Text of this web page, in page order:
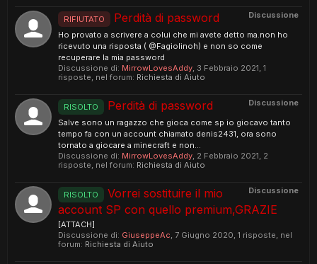
Discussione
RIFIUTATO Perdità di password
Ho provato a scrivere a colui che mi avete detto ma.non ho
ricevuto una risposta ( @Fagiolinoh) e non so come
recuperare la mia password
Discussione di: MirrowLovesAddy, 3 Febbraio 2021, 1
risposte, nel forum: Richiesta di Aiuto
Discussione
RISOLTO Perdità di password
Salve sono un ragazzo che gioca come sp io giocavo tanto
tempo fa con un account chiamato denis2431, ora sono
tornato a giocare a minecraft e non...
Discussione di: MirrowLovesAddy, 2 Febbraio 2021, 2
risposte, nel forum: Richiesta di Aiuto
Discussione
RISOLTO
Vorrei sostituire il mio
account SP con quello premium,GRAZIE
[ATTACH]
Discussione di: GiuseppeAc, 7 Giugno 2020, 1 risposte, nel
forum: Richiesta di Aiuto